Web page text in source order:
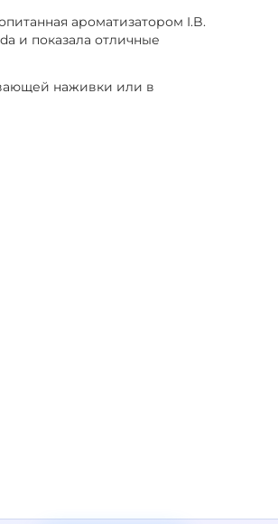
ароматизатором I.B.
и показала отличные
наживки или в